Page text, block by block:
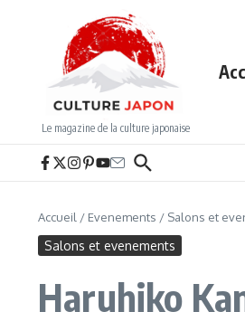
Le magazine de la culture japonaise
Accueil / Evenements / Salons et
Salons et evenements
Haruhiko